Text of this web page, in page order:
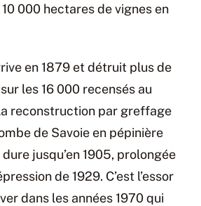
000 hectares de vignes en
en 1879 et détruit plus de
les 16 000 recensés au
reconstruction par greffage
de Savoie en pépinière
jusqu’en 1905, prolongée
de 1929. C’est l’essor
dans les années 1970 qui